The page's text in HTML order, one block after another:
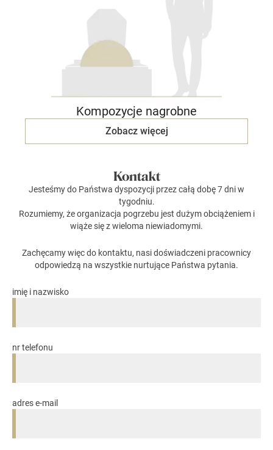
Kompozycje nagrobne
Zobacz więcej
Kontakt
Jesteśmy do Państwa dyspozycji przez całą dobę 7 dni w
tygodniu.
Rozumiemy, że organizacja pogrzebu jest dużym obciążeniem i
wiąże się z wieloma niewiadomymi.
Zachęcamy więc do kontaktu, nasi doświadczeni pracownicy
odpowiedzą na wszystkie nurtujące Państwa pytania.
imię i nazwisko
nr telefonu
adres e-mail